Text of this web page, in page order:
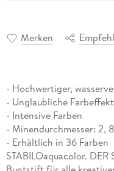
Merken
- Hochwertiger,
- Unglaubliche
- Intensive Farben
- Minendurchmesser: 2,
- Erhältlich in 36 Farben
STABILOaquacolor. DER